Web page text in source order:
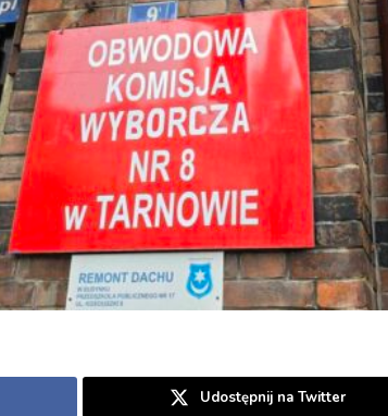
Udostępnij na Twitter